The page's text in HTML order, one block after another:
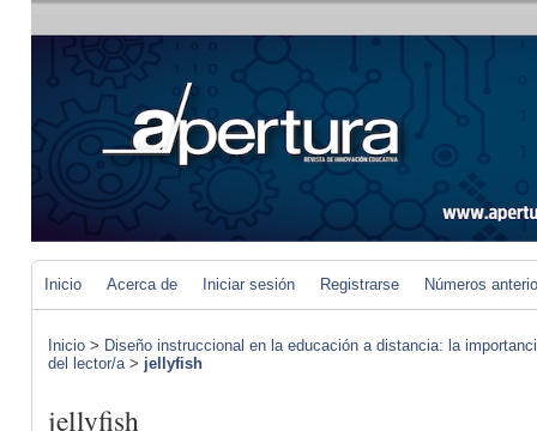
Inicio Acerca de Iniciar sesión Registrarse Números
Inicio > Diseño instruccional en la educación a distancia: la
del lector/a> jellyfish
jellyfish